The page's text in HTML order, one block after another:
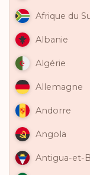
Afrique du
Albanie
Algérie
Allemagne
Andorre
Angola
Antigua-et-